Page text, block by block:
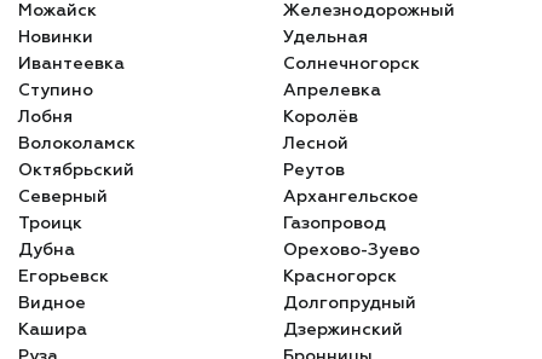
Можайск
Железнодорожный
Новинки
Удельная
Ивантеевка
Солнечногорск
Ступино
Апрелевка
Лобня
Королёв
Волоколамск
Лесной
Октябрьский
Реутов
Северный
Архангельское
Троицк
Газопровод
Дубна
Орехово-Зуево
Егорьевск
Красногорск
Видное
Долгопрудный
Кашира
Дзержинский